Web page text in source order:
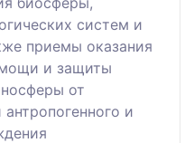
систем и
приемы оказания
и защиты
от
и